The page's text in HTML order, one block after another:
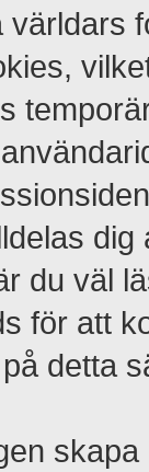
världars
du väl
för att
detta